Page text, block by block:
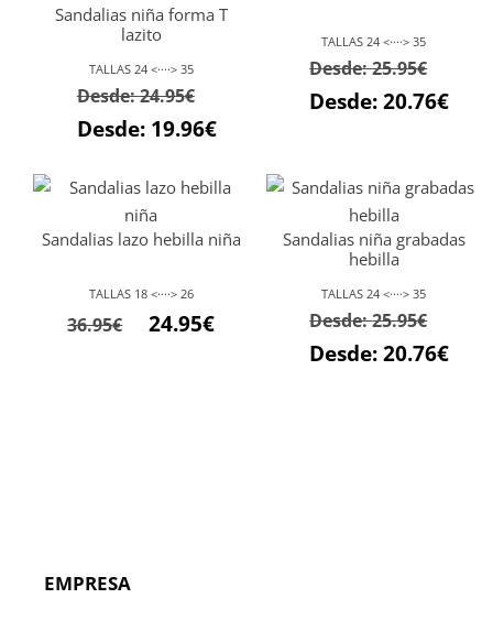
Sandalias niña forma T
lazito
TALLAS 24 <····> 35
Desde:24.95€
Desde: 19.96€
TALLAS 24 <····> 35
Desde:25.95€
Desde:20.76€
Sandalias lazo hebilla niña
TALLAS 18 <····> 26
36.95€ 24.95€
Sandalias niña grabadas
hebilla
TALLAS 24 <····> 35
Desde:25.95€
Desde:20.76€
EMPRESA